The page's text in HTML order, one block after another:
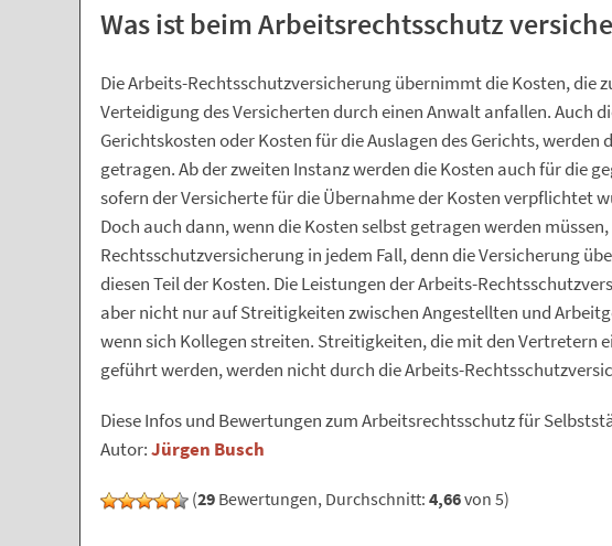
Was ist beim Arbeitsrechtsschutz
Die Arbeits-Rechtsschutzversicherung übernimmt die Kosten, die
Verteidigung des Versicherten durch einen Anwalt anfallen. Auch
Gerichtskosten oder Kosten für die Auslagen des Gerichts, werden
getragen. Ab der zweiten Instanz werden die Kosten auch für die
sofern der Versicherte für die Übernahme der Kosten verpflichtet
Doch auch dann, wenn die Kosten selbst getragen werden
Rechtsschutzversicherung in jedem Fall, denn die Versicherung
diesen Teil der Kosten. Die Leistungen der Arbeits-
aber nicht nur auf Streitigkeiten zwischen Angestellten und
wenn sich Kollegen streiten. Streitigkeiten, die mit den Vertretern
geführt werden, werden nicht durch die Arbeits-
Diese Infos und Bewertungen zum Arbeitsrechtsschutz für
Autor:Jürgen Busch
(29 Bewertungen, Durchschnitt: 4,66von 5)